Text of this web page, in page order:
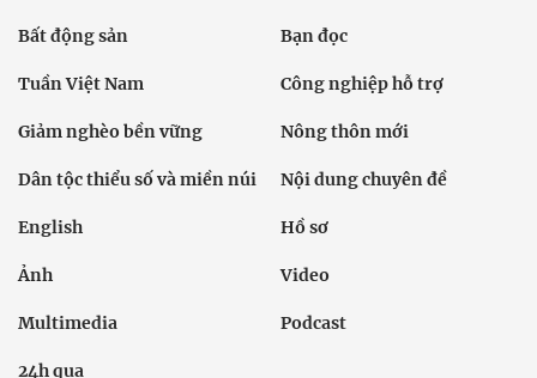
Bất động sản Bạn đọc
Tuần Việt Nam Công nghiệp hỗ trợ
Giảm nghèo bền vững Nông thôn mới
Dân tộc thiểu số và miền núi Nội dung chuyên đề
English Hồ sơ
Ảnh Video
Multimedia Podcast
24h qua